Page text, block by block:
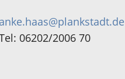
anke.haas@plankstadt.de
06202/2006 70